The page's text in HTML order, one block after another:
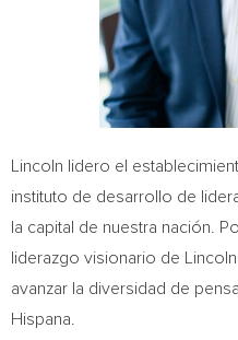
Lincoln lidero el
instituto de desarrollo de
la capital de nuestra nación.
liderazgo visionario de
avanzar la diversidad de
Hispana.